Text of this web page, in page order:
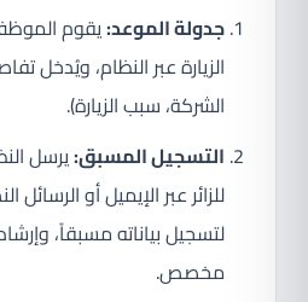
جدولة الموعد:يقوم
الزيارة عبر النظام، ويُدخل
الشركة، سبب الزيارة).
التسجيل المسبق:يرسل
للزائر عبر الإيميل أو الرسائل
مخصص.